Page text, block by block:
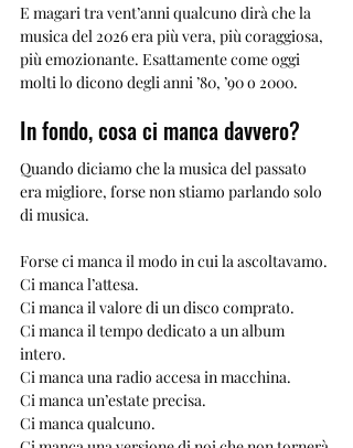
E magari tra vent’anni qualcuno dirà che la
musica del 2026 era più vera, più coraggiosa,
più emozionante. Esattamente come oggi
molti lo dicono degli anni ’80, ’90 o 2000.
In fondo, cosa ci manca davvero?
Quando diciamo che la musica del passato
era migliore, forse non stiamo parlando solo
di musica.
Forse ci manca il modo in cui la ascoltavamo.
Ci manca l’attesa.
Ci manca il valore di un disco comprato.
Ci manca il tempo dedicato a un album
intero.
Ci manca una radio accesa in macchina.
Ci manca un’estate precisa.
Ci manca qualcuno.